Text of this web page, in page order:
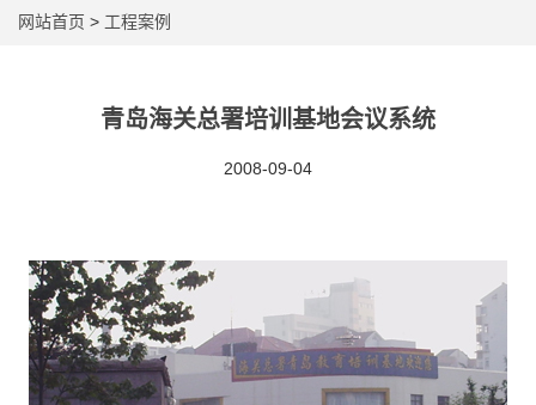
网站首页 > 工程案例
青岛海关总署培训基地会议系统
2008-09-04